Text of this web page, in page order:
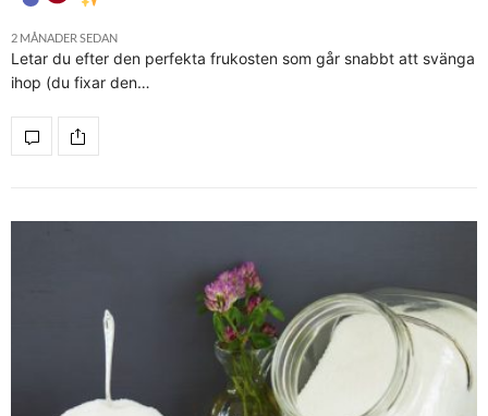
2 MÅNADER SEDAN
Letar du efter den perfekta frukosten som går snabbt att svänga
ihop (du fixar den…